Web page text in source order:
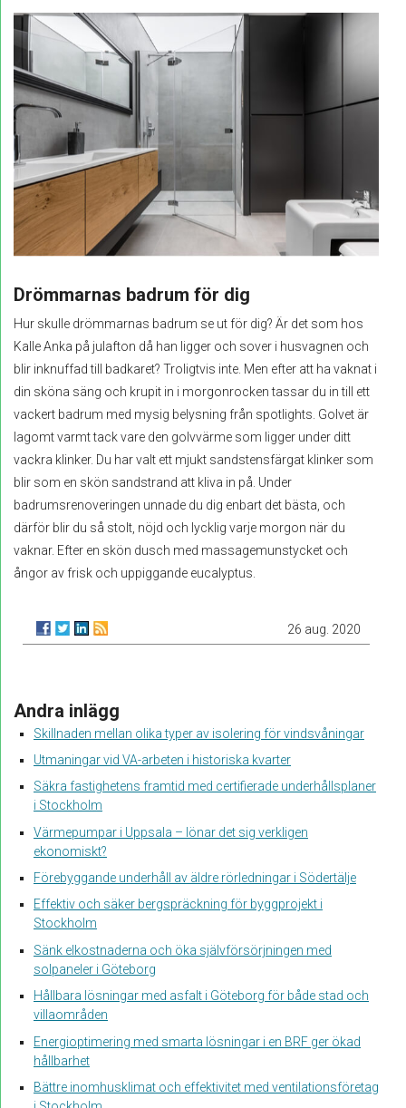
Drömmarnas badrum för dig
Hur skulle drömmarnas badrum se ut för dig? Är det som hos
Kalle Anka på julafton då han ligger och sover i husvagnen och
blir inknuffad till badkaret? Troligtvis inte. Men efter att ha vaknat i
din sköna säng och krupit in i morgonrocken tassar du in till ett
vackert badrum med mysig belysning från spotlights. Golvet är
lagomt varmt tack vare den golvvärme som ligger under ditt
vackra klinker. Du har valt ett mjukt sandstensfärgat klinker som
blir som en skön sandstrand att kliva in på. Under
badrumsrenoveringen unnade du dig enbart det bästa, och
därför blir du så stolt, nöjd och lycklig varje morgon när du
vaknar. Efter en skön dusch med massagemunstycket och
ångor av frisk och uppiggande eucalyptus.
26 aug. 2020
Andra inlägg
Skillnaden mellan olika typer av isolering för vindsvåningar
Utmaningar vid VA-arbeten i historiska kvarter
Säkra fastighetens framtid med certifierade underhållsplaner
i Stockholm
Värmepumpar i Uppsala – lönar det sig verkligen
ekonomiskt?
Förebyggande underhåll av äldre rörledningar i Södertälje
Effektiv och säker bergspräckning för byggprojekt i
Stockholm
Sänk elkostnaderna och öka självförsörjningen med
solpaneler i Göteborg
Hållbara lösningar med asfalt i Göteborg för både stad och
villaområden
Energioptimering med smarta lösningar i en BRF ger ökad
hållbarhet
Bättre inomhusklimat och effektivitet med ventilationsföretag